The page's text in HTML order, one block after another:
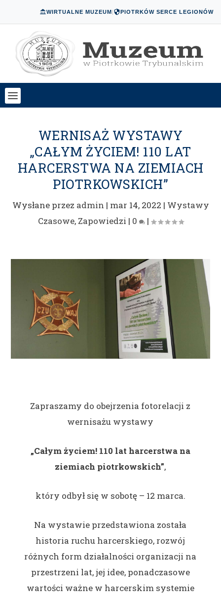
WIRTUALNE MUZEUM| PIOTRKÓW SERCE LEGIONÓW
WERNISAŻ WYSTAWY
„CAŁYM ŻYCIEM! 110 LAT
HARCERSTWA NA ZIEMIACH
PIOTRKOWSKICH”
Wysłane przez admin | mar 14, 2022 | Wystawy
Czasowe, Zapowiedzi | 0 |
Zapraszamy do obejrzenia fotorelacji z
wernisażu wystawy
„Całym życiem! 110 lat harcerstwa na
ziemiach piotrkowskich”,
który odbył się w sobotę – 12 marca.
Na wystawie przedstawiona została
historia ruchu harcerskiego, rozwój
różnych form działalności organizacji na
przestrzeni lat, jej idee, ponadczasowe
wartości ważne w harcerskim systemie